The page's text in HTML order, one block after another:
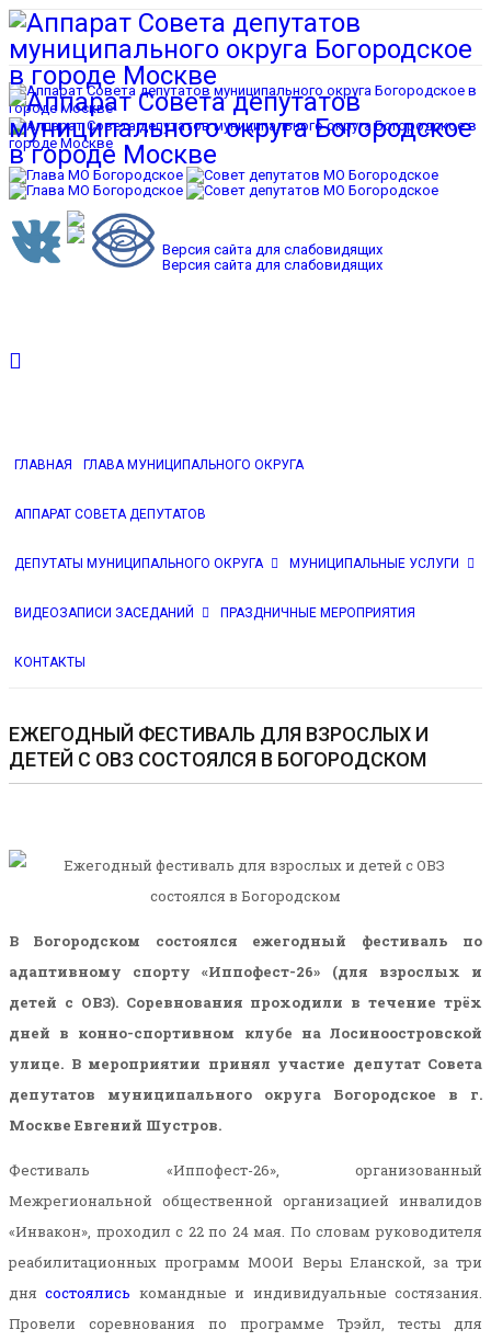
Версия сайта для слабовидящих
Версия сайта для слабовидящих
ГЛАВНАЯ ГЛАВА МУНИЦИПАЛЬНОГО ОКРУГА
АППАРАТ СОВЕТА ДЕПУТАТОВ
ДЕПУТАТЫ МУНИЦИПАЛЬНОГО ОКРУГА МУНИЦИПАЛЬНЫЕ УСЛУГИ
ВИДЕОЗАПИСИ ЗАСЕДАНИЙ ПРАЗДНИЧНЫЕ МЕРОПРИЯТИЯ
КОНТАКТЫ
ЕЖЕГОДНЫЙ ФЕСТИВАЛЬ ДЛЯ ВЗРОСЛЫХ И
ДЕТЕЙ С ОВЗ СОСТОЯЛСЯ В БОГОРОДСКОМ
В Богородском состоялся ежегодный фестиваль по
адаптивному спорту «Иппофест-26» (для взрослых и
детей с ОВЗ). Соревнования проходили в течение трёх
дней в конно-спортивном клубе на Лосиноостровской
улице. В мероприятии принял участие депутат Совета
депутатов муниципального округа Богородское в г.
Москве Евгений Шустров.
Фестиваль «Иппофест-26», организованный
Межрегиональной общественной организацией инвалидов
«Инвакон», проходил с 22 по 24 мая. По словам руководителя
реабилитационных программ МООИ Веры Еланской, за три
днясостоялись командные и индивидуальные состязания.
Провели соревнования по программе Трэйл, тесты для